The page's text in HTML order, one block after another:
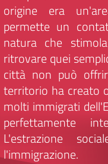
origine era
permette un
natura che
ritrovare quei
città non può
territorio ha creato
molti immigrati
perfettamente
L'estrazione
l'immigrazione.